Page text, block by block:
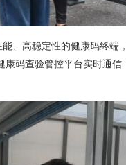
、高稳定性的健康码终端
码查验管控平台实时通